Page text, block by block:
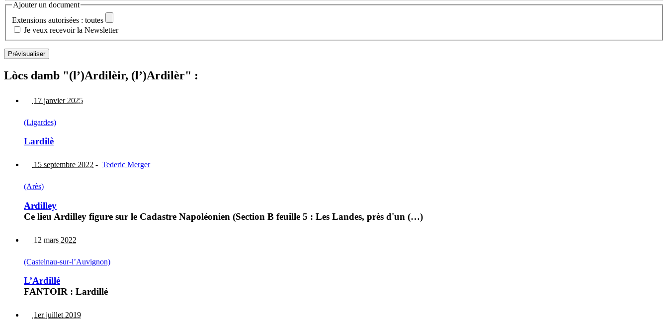
Ajouter un document
Extensions autorisées : toutes
Je veux recevoir la Newsletter
Lòcs damb "(l’)Ardilèir, (l’)Ardilèr" :
17 janvier 2025
(Ligardes)
Lardilè
15 septembre 2022 - Tederic Merger
(Arès)
Ardilley
Ce lieu Ardilley figure sur le Cadastre Napoléonien (Section B feuille 5 : Les Landes, près d'un (…)
12 mars 2022
(Castelnau-sur-l’Auvignon)
L’Ardillé
FANTOIR : Lardillé
1er juillet 2019